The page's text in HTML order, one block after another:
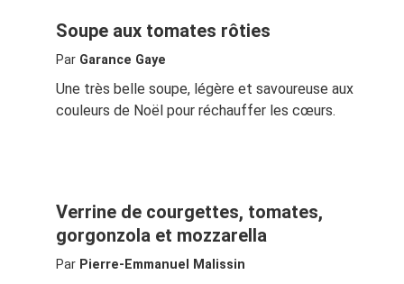
Soupe aux tomates rôties
Par Garance Gaye
Une très belle soupe, légère et savoureuse aux
couleurs de Noël pour réchauffer les cœurs.
Verrine de courgettes, tomates,
gorgonzola et mozzarella
Par Pierre-Emmanuel Malissin